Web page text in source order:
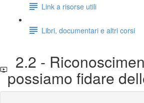
Link a risorse utili
Libri, documentari e altri corsi
2.2 -
possiamo fidare